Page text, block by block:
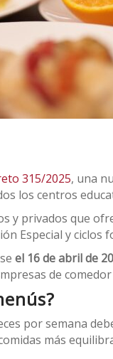
315/2025, una
los centros
y privados que
Especial y ciclos
el 16 de abril de
de
por semana
más